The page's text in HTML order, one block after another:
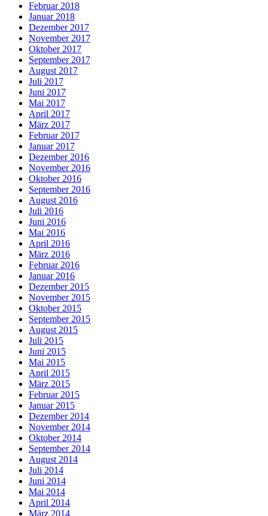
Februar 2018
Januar 2018
Dezember 2017
November 2017
Oktober 2017
September 2017
August 2017
Juli 2017
Juni 2017
Mai 2017
April 2017
März 2017
Februar 2017
Januar 2017
Dezember 2016
November 2016
Oktober 2016
September 2016
August 2016
Juli 2016
Juni 2016
Mai 2016
April 2016
März 2016
Februar 2016
Januar 2016
Dezember 2015
November 2015
Oktober 2015
September 2015
August 2015
Juli 2015
Juni 2015
Mai 2015
April 2015
März 2015
Februar 2015
Januar 2015
Dezember 2014
November 2014
Oktober 2014
September 2014
August 2014
Juli 2014
Juni 2014
Mai 2014
April 2014
März 2014